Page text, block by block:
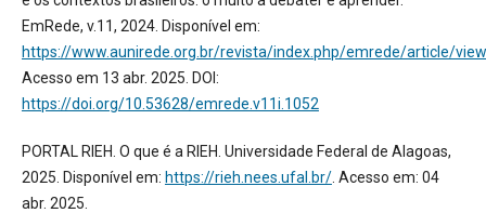
EmRede, v.11, 2024. Disponível em:
https://www.aunirede.org.br/revista/index.php/emrede/article/
Acesso em 13 abr. 2025. DOI:
https://doi.org/10.53628/emrede.v11i.1052
PORTAL RIEH. O que é a RIEH. Universidade Federal de Alagoas,
2025. Disponível em: https://rieh.nees.ufal.br/. Acesso em: 04
abr. 2025.